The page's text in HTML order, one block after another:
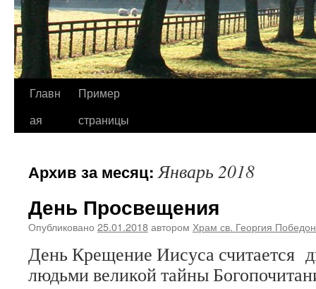
Перейти
Главн
ая
Пример
страницы
Архив за месяц:Январь 2018
День Просвещения
Опубликовано 25.01.2018автором Храм св. Георгия
День Крещение Иисуса считается
людьми великой тайны